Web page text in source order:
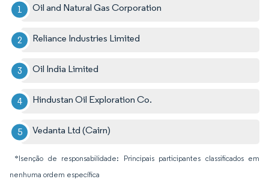
Oil and Natural Gas Corporation
Reliance Industries Limited
Oil India Limited
Hindustan Oil Exploration Co.
Vedanta Ltd (Cairn)
*Isenção de responsabilidade: Principais participantes classificados em
nenhuma ordem específica